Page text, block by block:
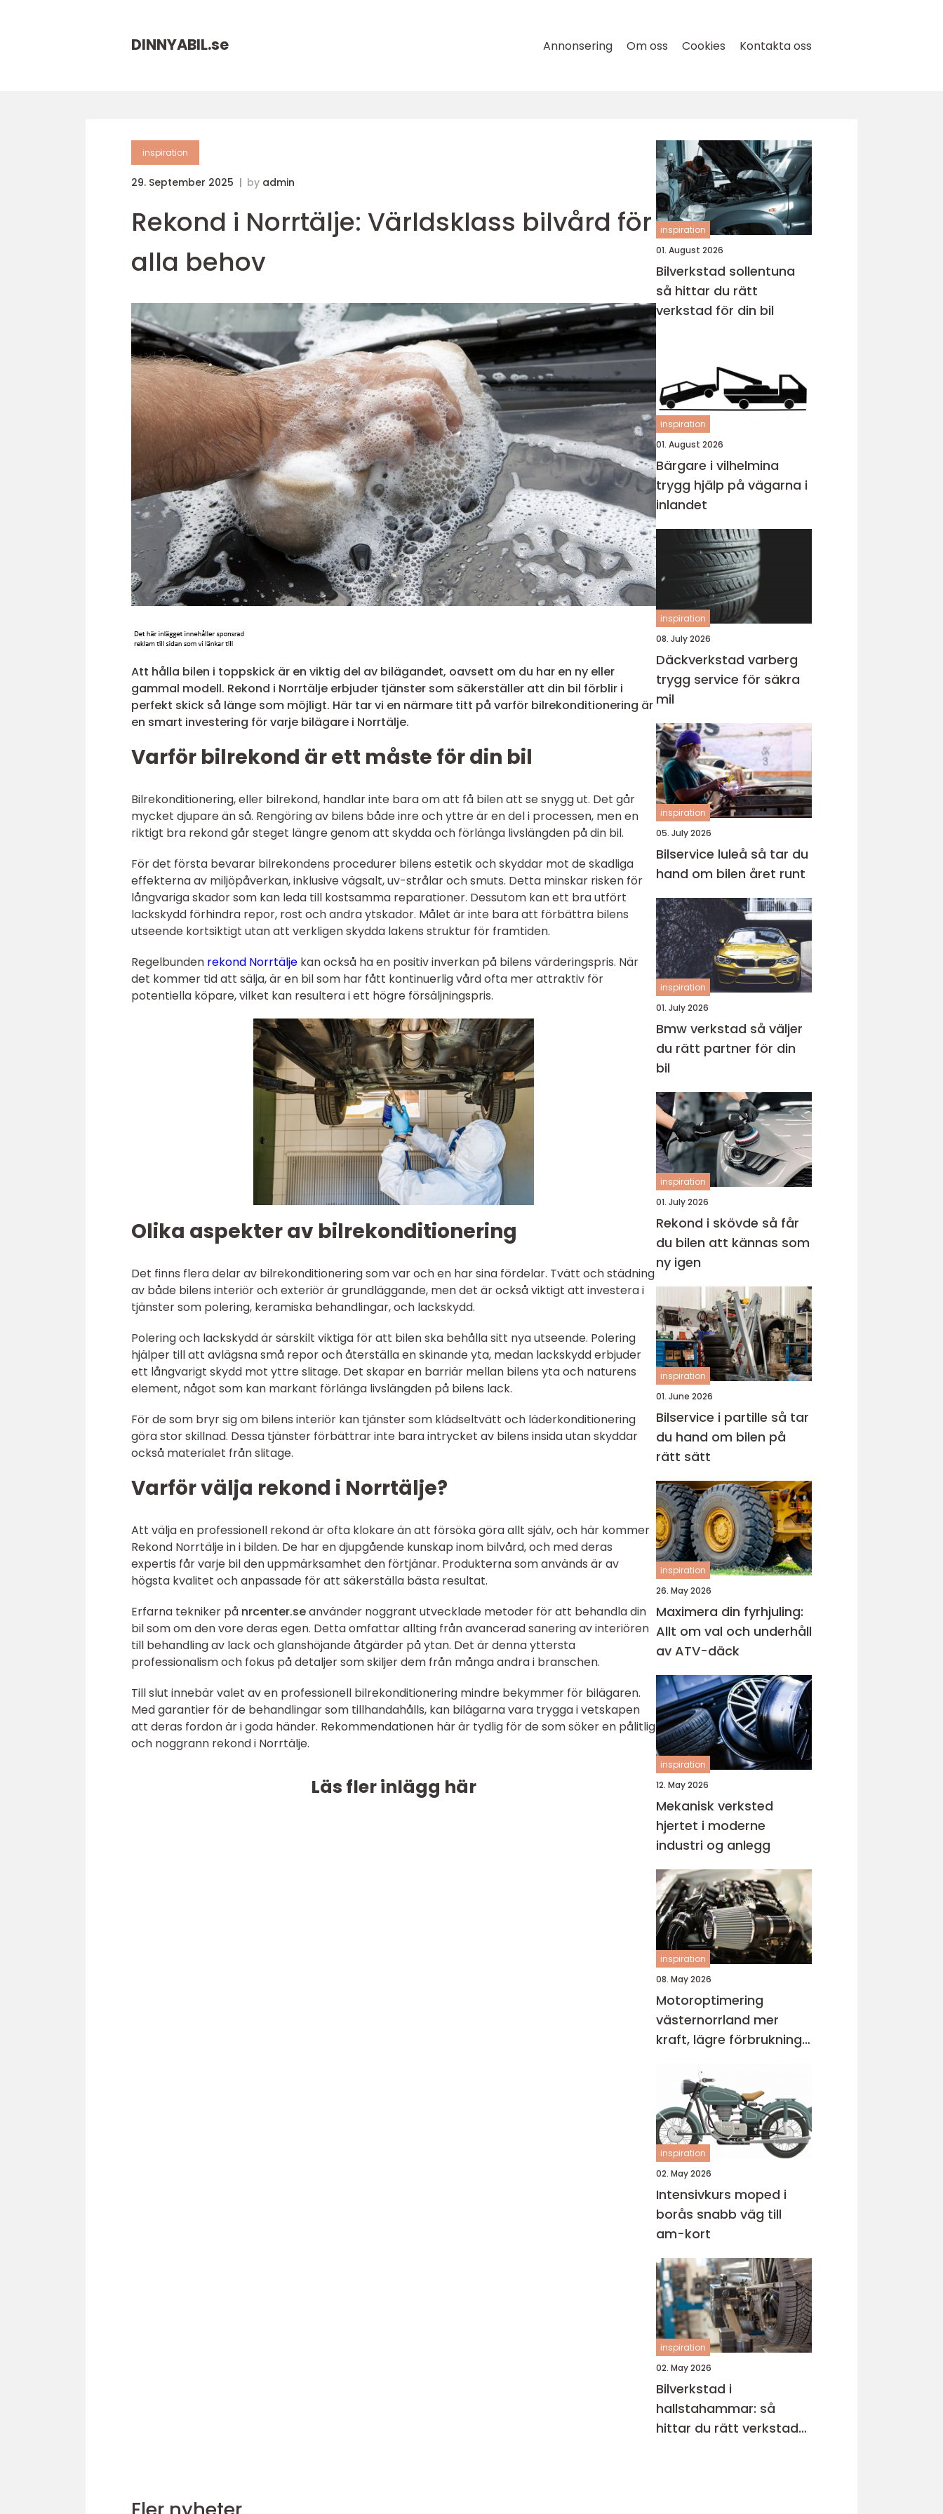
DINNYABIL.se Annonsering Om oss Cookies Kontakta oss
inspiration
29. September 2025 by admin
Rekond i Norrtälje: Världsklass bilvård för
alla behov
Att hålla bilen i toppskick är en viktig del av bilägandet, oavsett om du har en ny eller
gammal modell. Rekond i Norrtälje erbjuder tjänster som säkerställer att din bil förblir i
perfekt skick så länge som möjligt. Här tar vi en närmare titt på varför bilrekonditionering är
en smart investering för varje bilägare i Norrtälje.
Varför bilrekond är ett måste för din bil
Bilrekonditionering, eller bilrekond, handlar inte bara om att få bilen att se snygg ut. Det går
mycket djupare än så. Rengöring av bilens både inre och yttre är en del i processen, men en
riktigt bra rekond går steget längre genom att skydda och förlänga livslängden på din bil.
För det första bevarar bilrekondens procedurer bilens estetik och skyddar mot de skadliga
effekterna av miljöpåverkan, inklusive vägsalt, uv-strålar och smuts. Detta minskar risken för
långvariga skador som kan leda till kostsamma reparationer. Dessutom kan ett bra utfört
lackskydd förhindra repor, rost och andra ytskador. Målet är inte bara att förbättra bilens
utseende kortsiktigt utan att verkligen skydda lakens struktur för framtiden.
Regelbunden rekond Norrtälje kan också ha en positiv inverkan på bilens värderingspris. När
det kommer tid att sälja, är en bil som har fått kontinuerlig vård ofta mer attraktiv för
potentiella köpare, vilket kan resultera i ett högre försäljningspris.
Olika aspekter av bilrekonditionering
Det finns flera delar av bilrekonditionering som var och en har sina fördelar. Tvätt och städning
av både bilens interiör och exteriör är grundläggande, men det är också viktigt att investera i
tjänster som polering, keramiska behandlingar, och lackskydd.
Polering och lackskydd är särskilt viktiga för att bilen ska behålla sitt nya utseende. Polering
hjälper till att avlägsna små repor och återställa en skinande yta, medan lackskydd erbjuder
ett långvarigt skydd mot yttre slitage. Det skapar en barriär mellan bilens yta och naturens
element, något som kan markant förlänga livslängden på bilens lack.
För de som bryr sig om bilens interiör kan tjänster som klädseltvätt och läderkonditionering
göra stor skillnad. Dessa tjänster förbättrar inte bara intrycket av bilens insida utan skyddar
också materialet från slitage.
Varför välja rekond i Norrtälje?
Att välja en professionell rekond är ofta klokare än att försöka göra allt själv, och här kommer
Rekond Norrtälje in i bilden. De har en djupgående kunskap inom bilvård, och med deras
expertis får varje bil den uppmärksamhet den förtjänar. Produkterna som används är av
högsta kvalitet och anpassade för att säkerställa bästa resultat.
Erfarna tekniker på nrcenter.seanvänder noggrant utvecklade metoder för att behandla din
bil som om den vore deras egen. Detta omfattar allting från avancerad sanering av interiören
till behandling av lack och glanshöjande åtgärder på ytan. Det är denna yttersta
professionalism och fokus på detaljer som skiljer dem från många andra i branschen.
Till slut innebär valet av en professionell bilrekonditionering mindre bekymmer för bilägaren.
Med garantier för de behandlingar som tillhandahålls, kan bilägarna vara trygga i vetskapen
att deras fordon är i goda händer. Rekommendationen här är tydlig för de som söker en pålitlig
och noggrann rekond i Norrtälje.
Läs fler inlägg här
inspiration
01. August 2026
Bilverkstad sollentuna
så hittar du rätt
verkstad för din bil
inspiration
01. August 2026
Bärgare i vilhelmina
trygg hjälp på vägarna i
inlandet
inspiration
08. July 2026
Däckverkstad varberg
trygg service för säkra
mil
inspiration
05. July 2026
Bilservice luleå så tar du
hand om bilen året runt
inspiration
01. July 2026
Bmw verkstad så väljer
du rätt partner för din
bil
inspiration
01. July 2026
Rekond i skövde så får
du bilen att kännas som
ny igen
inspiration
01. June 2026
Bilservice i partille så tar
du hand om bilen på
rätt sätt
inspiration
26. May 2026
Maximera din fyrhjuling:
Allt om val och underhåll
av ATV-däck
inspiration
12. May 2026
Mekanisk verksted
hjertet i moderne
industri og anlegg
inspiration
08. May 2026
Motoroptimering
västernorrland mer
kraft, lägre förbrukning
inspiration
02. May 2026
Intensivkurs moped i
borås snabb väg till
am-kort
inspiration
02. May 2026
Bilverkstad i
hallstahammar: så
hittar du rätt verkstad